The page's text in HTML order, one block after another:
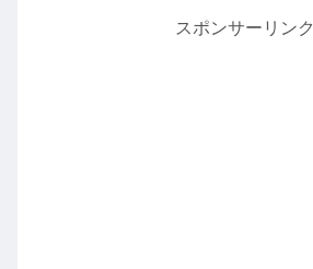
スポンサーリンク